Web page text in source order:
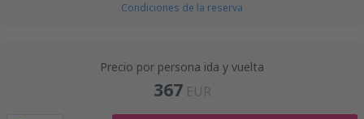
Condiciones de la reserva
Precio por persona ida y vuelta
367 EUR